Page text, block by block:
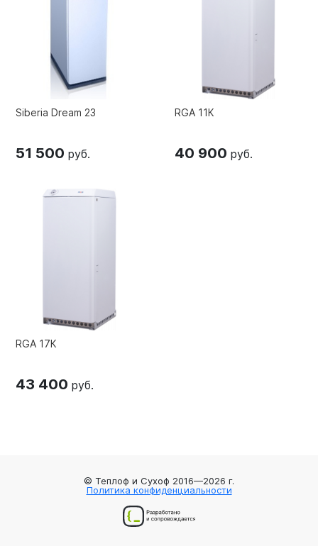
Siberia Dream 23
51 500 руб.
RGA 11К
40 900 руб.
RGA 17К
43 400 руб.
© Теплоф и Сухоф 2016—2026 г.
Политика конфиденциальности